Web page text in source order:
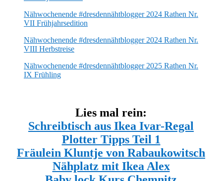
Nähwochenende #dresdennähtblogger 2024 Rathen Nr.
VII Frühjahrsedition
Nähwochenende #dresdennähtblogger 2024 Rathen Nr.
VIII Herbstreise
Nähwochenende #dresdennähtblogger 2025 Rathen Nr.
IX Frühling
Lies mal rein:
Schreibtisch aus Ikea Ivar-Regal
Plotter Tipps Teil 1
Fräulein Kluntje von Rabaukowitsch
Nähplatz mit Ikea Alex